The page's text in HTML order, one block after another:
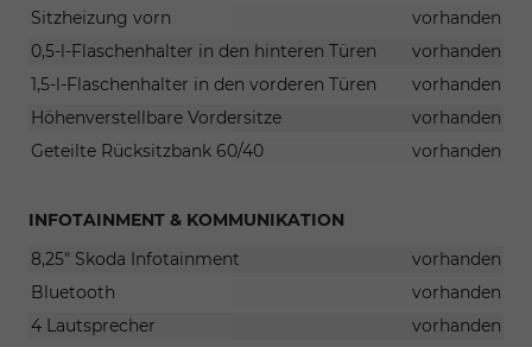
Sitzheizung vorn
vorhanden
0,5-l-Flaschenhalter in den hinteren Türen
vorhanden
1,5-l-Flaschenhalter in den vorderen Türen
vorhanden
Höhenverstellbare Vordersitze
vorhanden
Geteilte Rücksitzbank 60/40
vorhanden
INFOTAINMENT & KOMMUNIKATION
8,25" Skoda Infotainment
vorhanden
Bluetooth
vorhanden
4 Lautsprecher
vorhanden